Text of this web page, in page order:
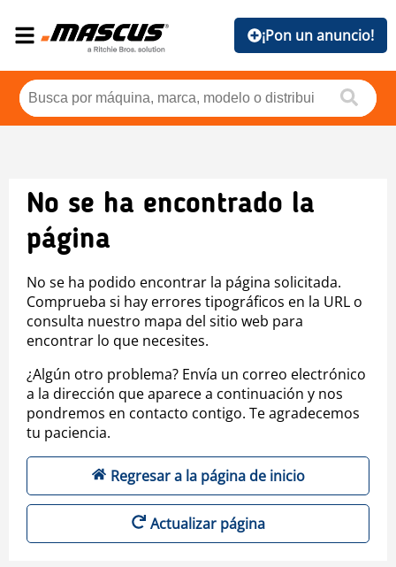
¡Pon un anuncio!
No se ha encontrado la
página
No se ha podido encontrar la página solicitada.
Comprueba si hay errores tipográficos en la URL o
consulta nuestro mapa del sitio web para
encontrar lo que necesites.
¿Algún otro problema? Envía un correo electrónico
a la dirección que aparece a continuación y nos
pondremos en contacto contigo. Te agradecemos
tu paciencia.
Regresar a la página de inicio
Actualizar página